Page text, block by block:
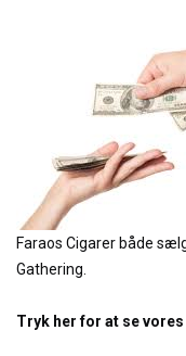
Faraos Cigarer både
Gathering.
Tryk her for at se